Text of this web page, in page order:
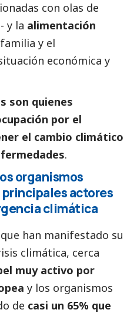
con olas de
y la alimentación
y el
económica y
son quienes
por el
el cambio climático
.
organismos
actores
climática
han manifestado su
climática, cerca
muy activo por
y los organismos
de casi un 65% que